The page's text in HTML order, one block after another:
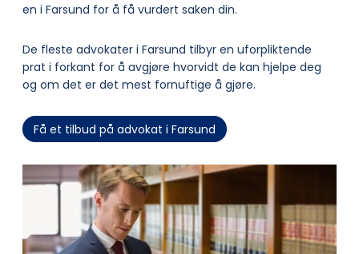
en i Farsund for å få vurdert saken din.
De fleste advokater i Farsund tilbyr en uforpliktende
prat i forkant for å avgjøre hvorvidt de kan hjelpe deg
og om det er det mest fornuftige å gjøre.
Få et tilbud på advokat i Farsund